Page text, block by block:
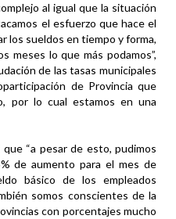
al igual que la situación
el esfuerzo que hace el
los sueldos en tiempo y forma,
meses lo que más podamos”,
de las tasas municipales
de Provincia que
por lo cual estamos en una
“a pesar de esto, pudimos
de aumento para el mes de
básico de los empleados
somos conscientes de la
con porcentajes mucho